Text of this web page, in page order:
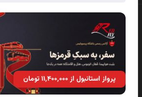
پرواز استانبول از ۱۱٬۴۰۰٬۰۰۰ تومان